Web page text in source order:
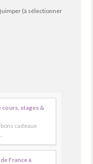
(à sélectionner
stages &
cadeaux
France à